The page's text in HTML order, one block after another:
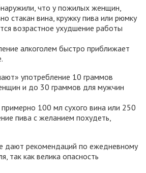
что у пожилых женщин,
стакан вина, кружку пива или рюмку
возрастное ухудшение работы
алкоголем быстро приближает
употребление 10 граммов
и до 30 граммов для мужчин
100 мл сухого вина или 250
пива с желанием похудеть,
дают рекомендаций по ежедневному
так как велика опасность